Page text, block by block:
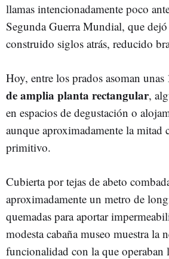
llamas intencionadamente poco
Segunda Guerra Mundial, que
construido siglos atrás, reducido
Hoy, entre los prados asoman unas
de amplia planta rectangular,
en espacios de degustación o
aunque aproximadamente la mitad
primitivo.
Cubierta por tejas de abeto
aproximadamente un metro de
quemadas para aportar
modesta cabaña museo muestra la
funcionalidad con la que operaban